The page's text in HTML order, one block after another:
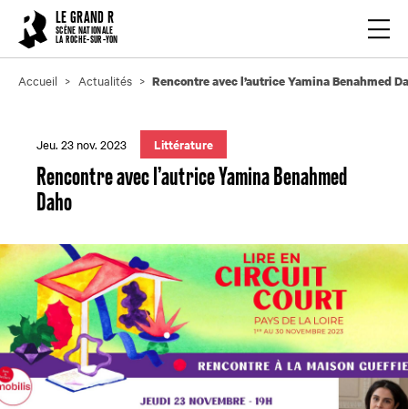
LE GRAND R
SCÈNE NATIONALE
LA ROCHE-SUR-YON
Accueil Actualités Rencontre avec l’autrice Yamina Benahmed
Jeu. 23 nov. 2023 Littérature
Rencontre avec l’autrice Yamina Benahmed
Daho
Cookies management panel